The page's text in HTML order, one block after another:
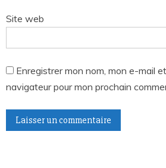
Site web
Enregistrer mon nom, mon e-mail
navigateur pour mon prochain